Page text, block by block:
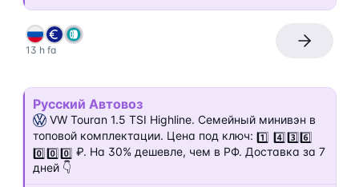
13 h fa
Русский Автовоз
VW Touran 1.5 TSI Highline. Семейный минивэн в
топовой комплектации. Цена под ключ: 1️⃣ 4️⃣3️⃣6️⃣
0️⃣0️⃣0️⃣ ₽. На 30% дешевле, чем в РФ. Доставка за 7
дней 👇